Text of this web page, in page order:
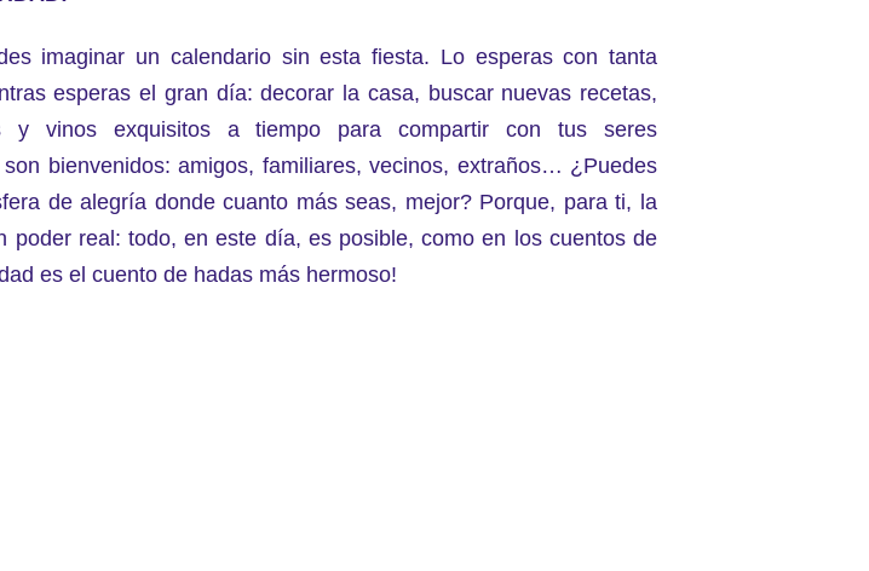
imaginar un calendario sin esta fiesta. Lo esperas con tanta
esperas el gran día: decorar la casa, buscar nuevas recetas,
y vinos exquisitos a tiempo para compartir con tus seres
son bienvenidos: amigos, familiares, vecinos, extraños… ¿Puedes
de alegría donde cuanto más seas, mejor? Porque, para ti, la
poder real: todo, en este día, es posible, como en los cuentos de
es el cuento de hadas más hermoso!